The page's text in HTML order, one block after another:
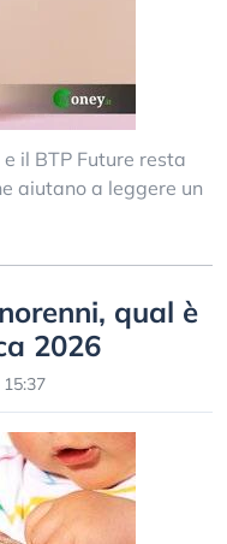
il BTP Future resta
aiutano a leggere un
qual è
2026